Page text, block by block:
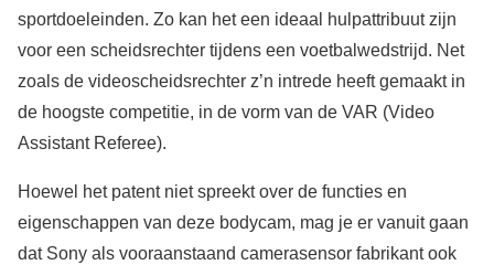
sportdoeleinden. Zo kan het een ideaal hulpattribuut zijn
voor een scheidsrechter tijdens een voetbalwedstrijd. Net
zoals de videoscheidsrechter z’n intrede heeft gemaakt in
de hoogste competitie, in de vorm van de VAR (Video
Assistant Referee).
Hoewel het patent niet spreekt over de functies en
eigenschappen van deze bodycam, mag je er vanuit gaan
dat Sony als vooraanstaand camerasensor fabrikant ook